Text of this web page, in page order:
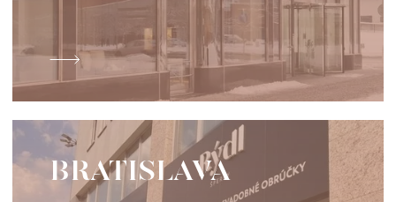
BRATISLAVA